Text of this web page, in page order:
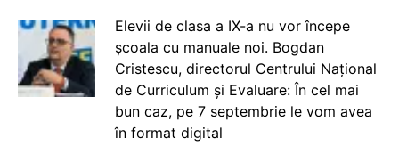
Elevii de clasa a IX-a nu vor începe
școala cu manuale noi. Bogdan
Cristescu, directorul Centrului Național
de Curriculum și Evaluare: În cel mai
bun caz, pe 7 septembrie le vom avea
în format digital